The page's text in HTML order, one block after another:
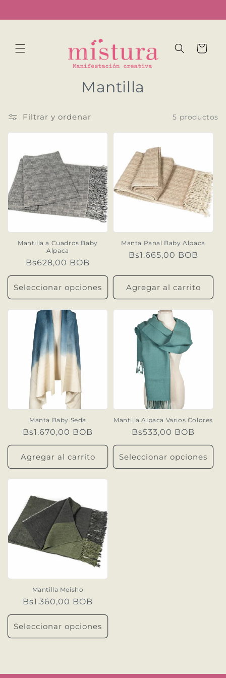
al contenido
Carrito
C
l
c
c
i
ó
n
:
Mantilla
Filtrar y ordenar 5 productos
Mantilla a Cuadros Baby
Alpaca
Precio
habitual
Bs628,00 BOB
Seleccionar opciones
Manta Panal Baby Alpaca
Precio
Bs1.665,00 BOB
Agregar al carrito
Manta Baby Seda
Precio
habitual
Bs1.670,00 BOB
Agregar al carrito
Mantilla Alpaca Varios Colores
Precio
habitual
Bs533,00 BOB
Seleccionar opciones
Mantilla Meisho
Precio
habitual
Bs1.360,00 BOB
Seleccionar opciones